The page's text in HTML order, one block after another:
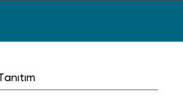
Tanıtım